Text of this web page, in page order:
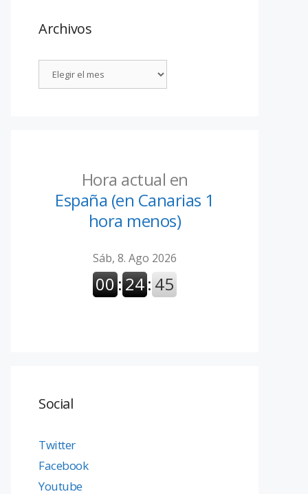
Archivos
Hora actual en
España (en Canarias 1
hora menos)
Social
Twitter
Facebook
Youtube